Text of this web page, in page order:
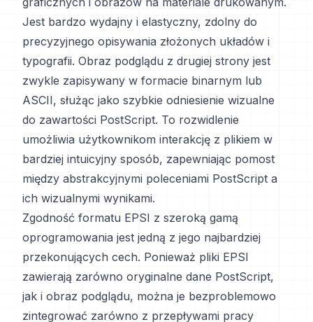
Jest bardzo wydajny i elastyczny, zdolny do
precyzyjnego opisywania złożonych układów i
typografii. Obraz podglądu z drugiej strony jest
zwykle zapisywany w formacie binarnym lub
ASCII, służąc jako szybkie odniesienie wizualne
do zawartości PostScript. To rozwidlenie
umożliwia użytkownikom interakcję z plikiem w
bardziej intuicyjny sposób, zapewniając pomost
między abstrakcyjnymi poleceniami PostScript a
ich wizualnymi wynikami.
Zgodność formatu EPSI z szeroką gamą
oprogramowania jest jedną z jego najbardziej
przekonujących cech. Ponieważ pliki EPSI
zawierają zarówno oryginalne dane PostScript,
jak i obraz podglądu, można je bezproblemowo
zintegrować zarówno z przepływami pracy